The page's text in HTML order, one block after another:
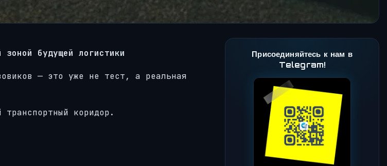
будущей логистики
— это уже не тест, а реальная
коридор.
Присоединяйтесь к нам в
Telegram!